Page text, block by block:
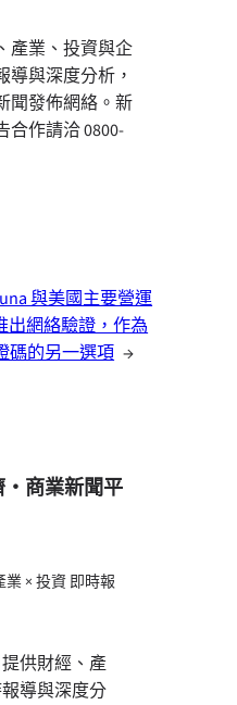
產業、投資與企
導與深度分析，
聞發佈網絡。新
合作請洽 0800-
與美國主要營運
出網絡驗證，作為
碼的另一選項 →
商業新聞平
業 × 投資 即時報
供財經、產
導與深度分